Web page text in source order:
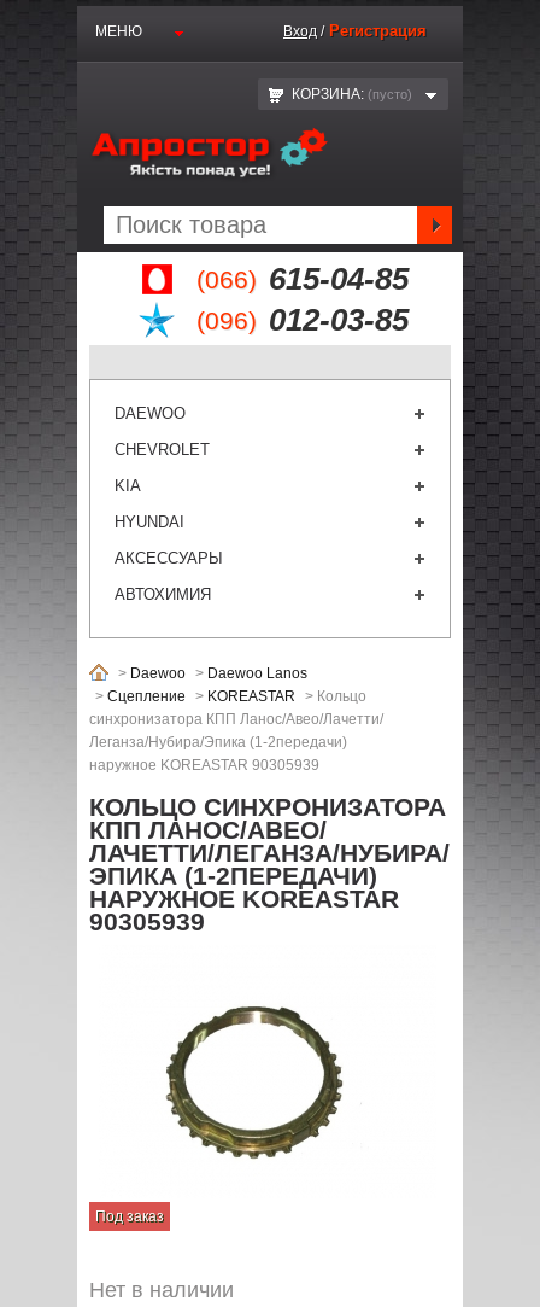
(066) 615-04-85
(096) 012-03-85
МЕНЮ Вход / Регистрация
КОРЗИНА: (пустo)
DAEWOO
CHEVROLET
KIA
HYUNDAI
АКСЕССУАРЫ
АВТОХИМИЯ
> Daewoo > Daewoo Lanos
> Сцепление > KOREASTAR > Кольцо
синхронизатора КПП Ланос/Авео/Лачетти/
Леганза/Нубира/Эпика (1-2передачи)
наружное KOREASTAR 90305939
КОЛЬЦО СИНХРОНИЗАТОРА
КПП ЛАНОС/АВЕО/
ЛАЧЕТТИ/ЛЕГАНЗА/НУБИРА/
ЭПИКА (1-2ПЕРЕДАЧИ)
НАРУЖНОЕ KOREASTAR
90305939
Под заказ
Нет в наличии